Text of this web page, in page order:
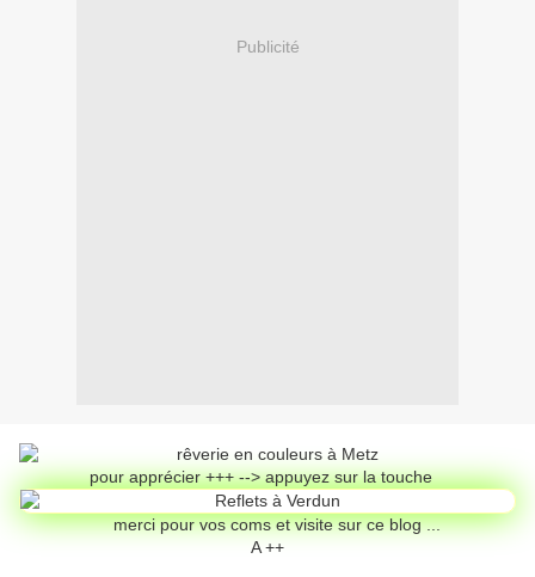
Publicité
pour apprécier +++ --> appuyez sur la touche
merci pour vos coms et visite sur ce blog ...
A ++